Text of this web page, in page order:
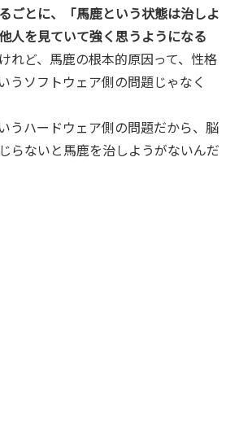
ごとに、「馬鹿という状態は治しよ
人を見ていて強く思うようになる
れど、馬鹿の根本的原因って、性格
うソフトウェア側の問題じゃなく
うハードウェア側の問題だから、脳
らないと馬鹿を治しようがないんだ